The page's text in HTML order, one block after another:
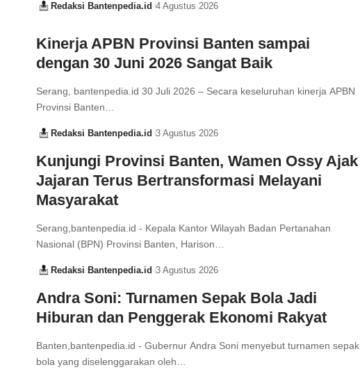
Redaksi Bantenpedia.id 4 Agustus 2026
Kinerja APBN Provinsi Banten sampai
dengan 30 Juni 2026 Sangat Baik
Serang, bantenpedia.id 30 Juli 2026 – Secara keseluruhan kinerja APBN
Provinsi Banten…
Redaksi Bantenpedia.id 3 Agustus 2026
Kunjungi Provinsi Banten, Wamen Ossy Ajak
Jajaran Terus Bertransformasi Melayani
Masyarakat
Serang,bantenpedia.id - Kepala Kantor Wilayah Badan Pertanahan
Nasional (BPN) Provinsi Banten, Harison…
Redaksi Bantenpedia.id 3 Agustus 2026
Andra Soni: Turnamen Sepak Bola Jadi
Hiburan dan Penggerak Ekonomi Rakyat
Banten,bantenpedia.id - Gubernur Andra Soni menyebut turnamen sepak
bola yang diselenggarakan oleh…